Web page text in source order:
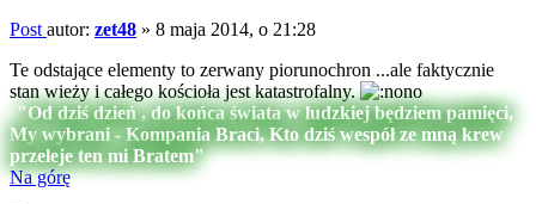
Post autor: zet48 » 8 maja 2014, o 21:28
Te odstające elementy to zerwany piorunochron ...ale faktycznie
stan wieży i całego kościoła jest katastrofalny.
"Od dziś dzień , do końca świata w ludzkiej będziem pamięci,
My wybrani - Kompania Braci, Kto dziś wespół ze mną krew
przeleje ten mi Bratem"
Na górę